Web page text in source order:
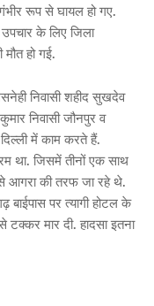
रूप से घायल हो गए.
के लिए जिला
हो गई.
निवासी शहीद सुखदेव
निवासी जौनपुर व
दिल्ली में काम करते हैं.
था. जिसमें तीनों एक साथ
आगरा की तरफ जा रहे थे.
बाईपास पर त्यागी होटल के
मार दी. हादसा इतना